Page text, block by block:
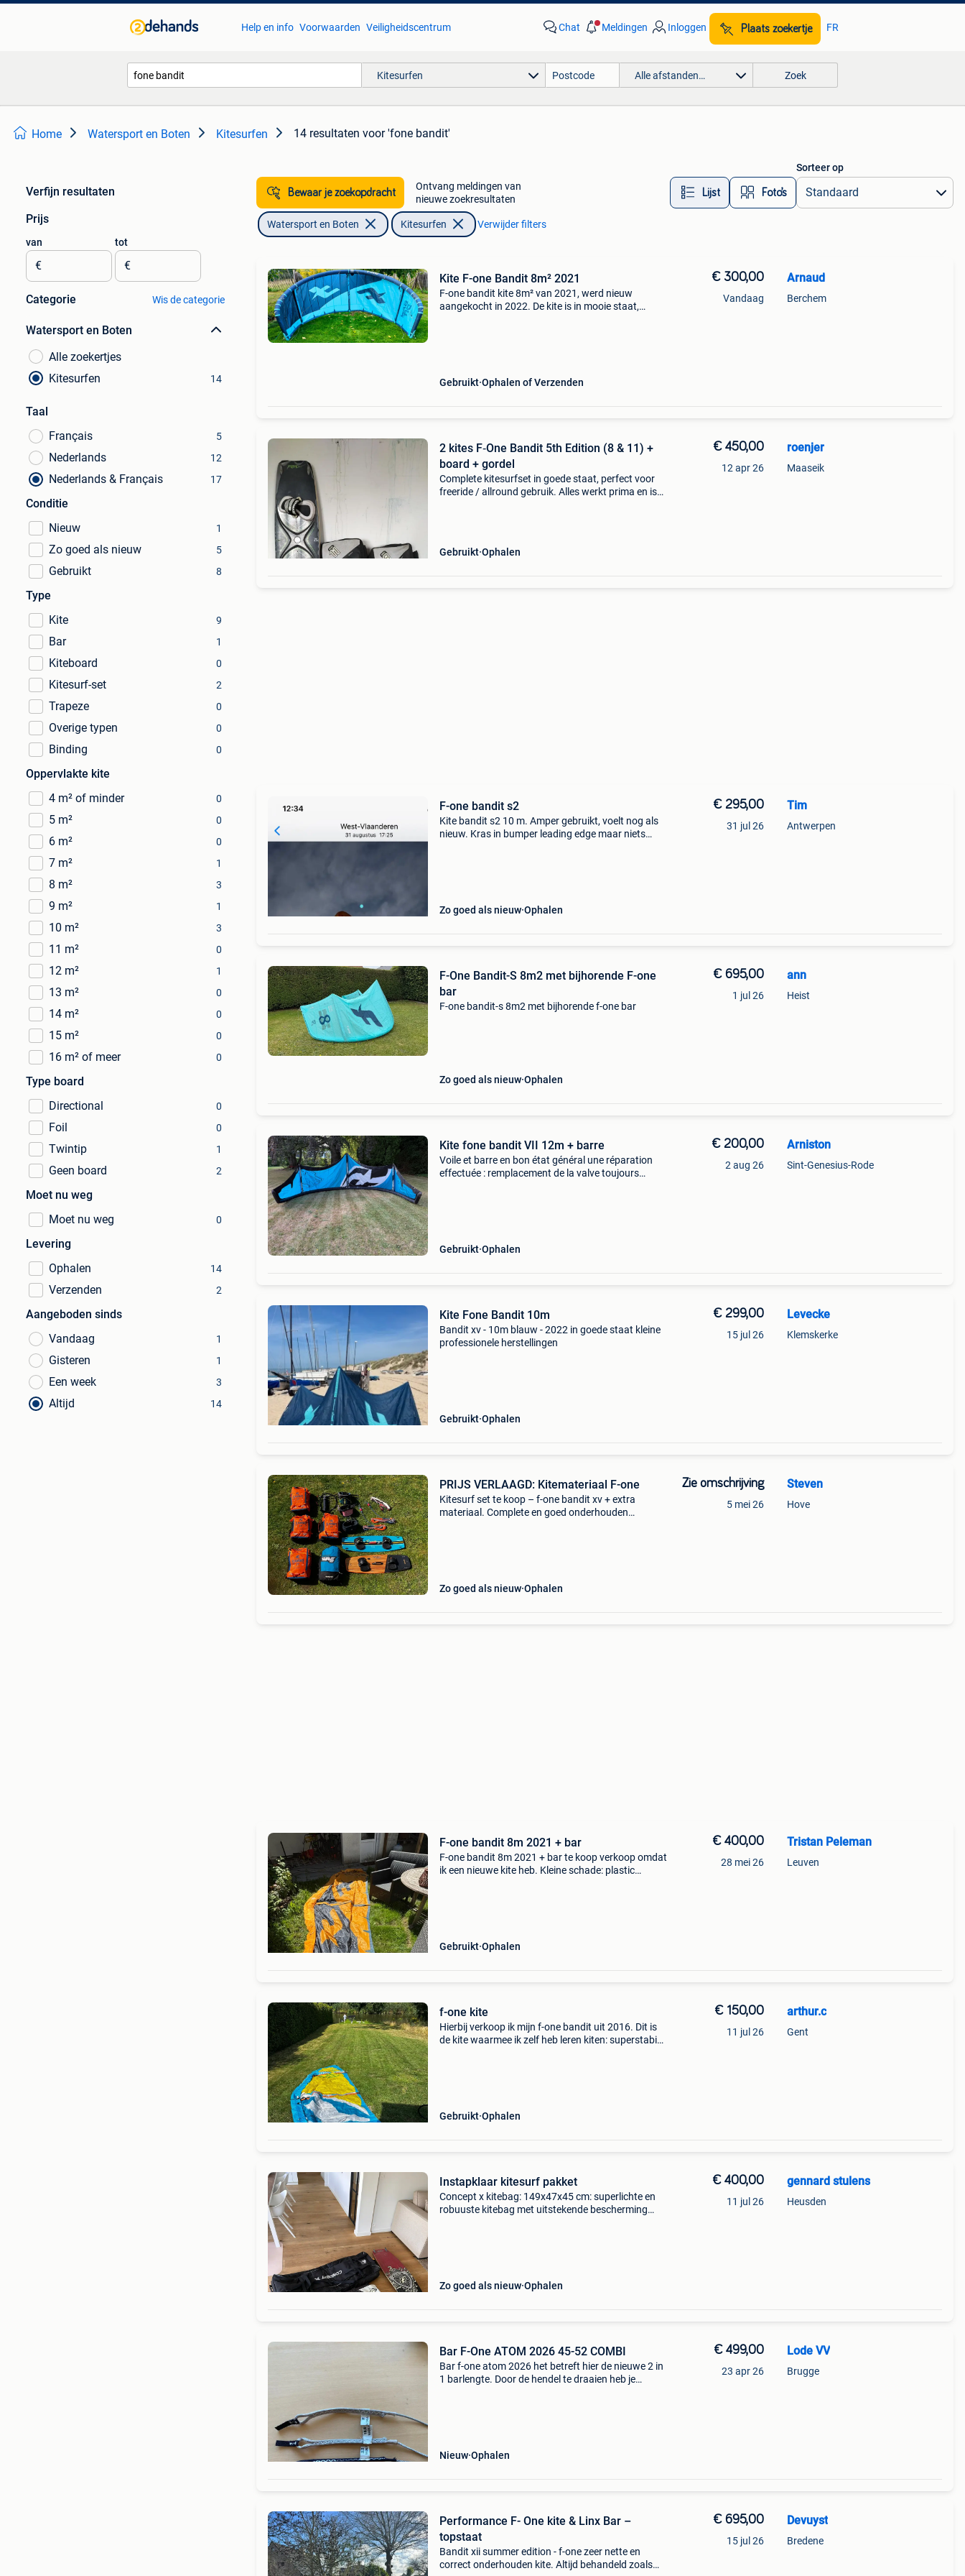
Help en info Voorwaarden Veiligheidscentrum Chat Meldingen Inloggen Plaats zoekertje FR
Kitesurfen Alle afstanden… Zoek
Home Watersport en Boten Kitesurfen 14 resultaten voor 'fone bandit'
Verfijn resultaten
Prijs
van
€
tot
€
Categorie Wis de categorie
Watersport en Boten
Alle zoekertjes
Kitesurfen
14
Taal
Français
5
Nederlands 12
Nederlands & Français 17
Conditie
Nieuw
1
Zo goed als nieuw 5
Gebruikt 8
Type
Kite
9
Bar 1
Kiteboard 0
Kitesurf-set 2
Trapeze 0
Overige typen 0
Binding 0
Oppervlakte kite
4 m² of minder
0
5 m² 0
6 m² 0
7 m² 1
8 m² 3
9 m² 1
10 m² 3
11 m² 0
12 m² 1
13 m² 0
14 m² 0
15 m² 0
16 m² of meer 0
Type board
Directional
0
Foil 0
Twintip 1
Geen board 2
Moet nu weg
Moet nu weg
0
Levering
Ophalen
14
Verzenden 2
Aangeboden sinds
Vandaag
1
Gisteren 1
Een week 3
Altijd 14
Bewaar je zoekopdracht
Ontvang meldingen van
nieuwe zoekresultaten
Lijst Foto’s
Sorteer op
Watersport en Boten Kitesurfen Verwijder filters
Kite F-one Bandit 8m² 2021
F-one bandit kite 8m² van 2021, werd nieuw
aangekocht in 2022. De kite is in mooie staat,
Gebruikt Ophalen of Verzenden
€ 300,00
Vandaag
Arnaud
Berchem
2 kites F‑One Bandit 5th Edition (8 & 11) +
board + gordel
Complete kitesurfset in goede staat, perfect voor
freeride / allround gebruik. Alles werkt prima en is
Gebruikt Ophalen
€ 450,00
12 apr 26
roenjer
Maaseik
F-one bandit s2
Kite bandit s2 10 m. Amper gebruikt, voelt nog als
nieuw. Kras in bumper leading edge maar niets
Zo goed als nieuw Ophalen
€ 295,00
31 jul 26
Tim
Antwerpen
F-One Bandit-S 8m2 met bijhorende F-one
bar
F-one bandit-s 8m2 met bijhorende f-one bar
Zo goed als nieuw Ophalen
€ 695,00
1 jul 26
ann
Heist
Kite fone bandit VII 12m + barre
Voile et barre en bon état général une réparation
effectuée : remplacement de la valve toujours
Gebruikt Ophalen
€ 200,00
2 aug 26
Arniston
Sint-Genesius-Rode
Kite Fone Bandit 10m
Bandit xv - 10m blauw - 2022 in goede staat kleine
professionele herstellingen
Gebruikt Ophalen
€ 299,00
15 jul 26
Levecke
Klemskerke
PRIJS VERLAAGD: Kitemateriaal F-one
Kitesurf set te koop – f-one bandit xv + extra
materiaal. Complete en goed onderhouden
Zo goed als nieuw Ophalen
Zie omschrijving
5 mei 26
Steven
Hove
F-one bandit 8m 2021 + bar
F-one bandit 8m 2021 + bar te koop verkoop omdat
ik een nieuwe kite heb. Kleine schade: plastic
Gebruikt Ophalen
€ 400,00
28 mei 26
Tristan Peleman
Leuven
f-one kite
Hierbij verkoop ik mijn f-one bandit uit 2016. Dit is
de kite waarmee ik zelf heb leren kiten: superstabiel,
Gebruikt Ophalen
€ 150,00
11 jul 26
arthur.c
Gent
Instapklaar kitesurf pakket
Concept x kitebag: 149x47x45 cm: superlichte en
robuuste kitebag met uitstekende bescherming
Zo goed als nieuw Ophalen
€ 400,00
11 jul 26
gennard stulens
Heusden
Bar F-One ATOM 2026 45-52 COMBI
Bar f-one atom 2026 het betreft hier de nieuwe 2 in
1 barlengte. Door de hendel te draaien heb je
Nieuw Ophalen
€ 499,00
23 apr 26
Lode VV
Brugge
Performance F- One kite & Linx Bar –
topstaat
Bandit xii summer edition - f-one zeer nette en
correct onderhouden kite. Altijd behandeld zoals
€ 695,00
15 jul 26
Devuyst
Bredene